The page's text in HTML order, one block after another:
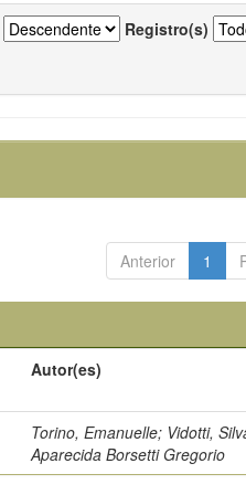
Registro(s)
Anterior 1
Autor(es)
Torino, Emanuelle; Vidotti,
Aparecida Borsetti Gregorio